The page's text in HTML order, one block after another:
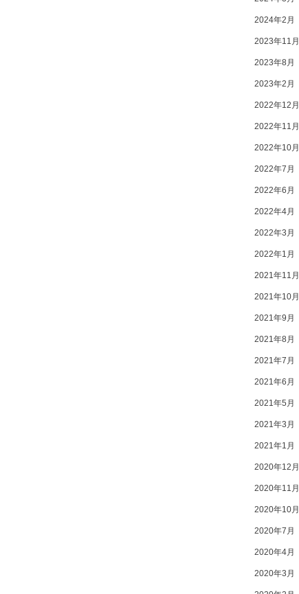
2024年2月
2023年11月
2023年8月
2023年2月
2022年12月
2022年11月
2022年10月
2022年7月
2022年6月
2022年4月
2022年3月
2022年1月
2021年11月
2021年10月
2021年9月
2021年8月
2021年7月
2021年6月
2021年5月
2021年3月
2021年1月
2020年12月
2020年11月
2020年10月
2020年7月
2020年4月
2020年3月